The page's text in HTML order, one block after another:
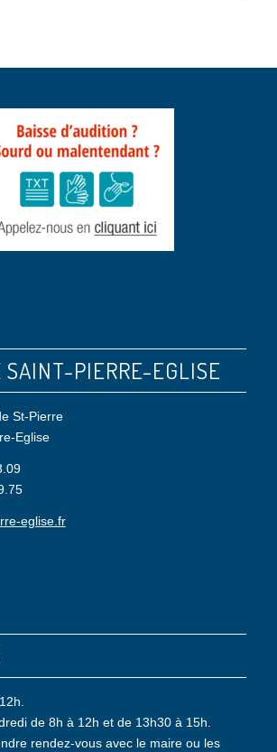
SAINT-PIERRE-EGLISE
St-Pierre
Eglise
eglise.fr
de 8h à 12h et de 13h30 à 15h.
rendez-vous avec le maire ou les